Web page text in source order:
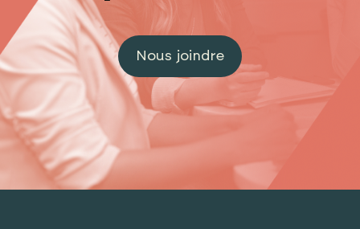
Nous joindre